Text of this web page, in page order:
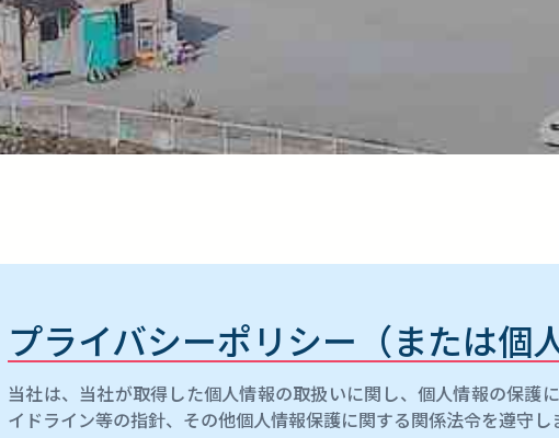
プライバシーポリシー（または個
当社は、当社が取得した個人情報の取扱いに関し、個人情報の保護
イドライン等の指針、その他個人情報保護に関する関係法令を遵守し